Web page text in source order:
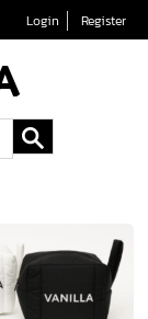
Login Register